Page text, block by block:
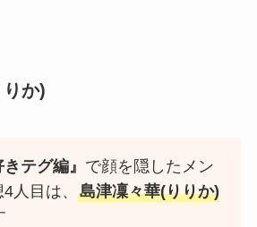
か)
きテグ編』 で顔を隠したメン
4人目は、島津凜々華(りりか)